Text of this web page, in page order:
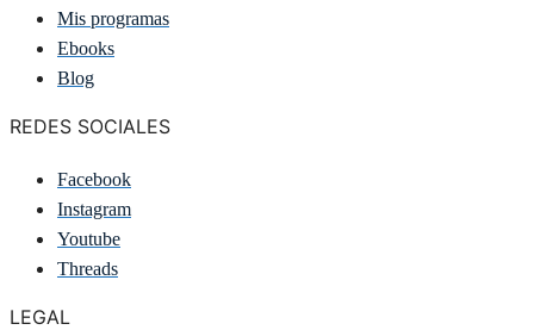
Mis programas
Ebooks
Blog
REDES SOCIALES
Facebook
Instagram
Youtube
Threads
LEGAL